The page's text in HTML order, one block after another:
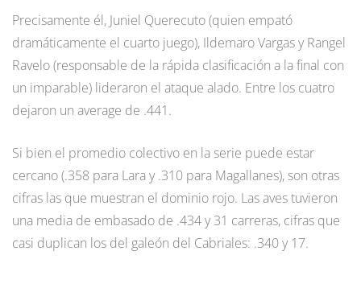
Precisamente él, Juniel Querecuto (quien empató
dramáticamente el cuarto juego), Ildemaro Vargas y Rangel
Ravelo (responsable de la rápida clasificación a la final con
un imparable) lideraron el ataque alado. Entre los cuatro
dejaron un average de .441.
Si bien el promedio colectivo en la serie puede estar
cercano (.358 para Lara y .310 para Magallanes), son otras
cifras las que muestran el dominio rojo. Las aves tuvieron
una media de embasado de .434 y 31 carreras, cifras que
casi duplican los del galeón del Cabriales: .340 y 17.